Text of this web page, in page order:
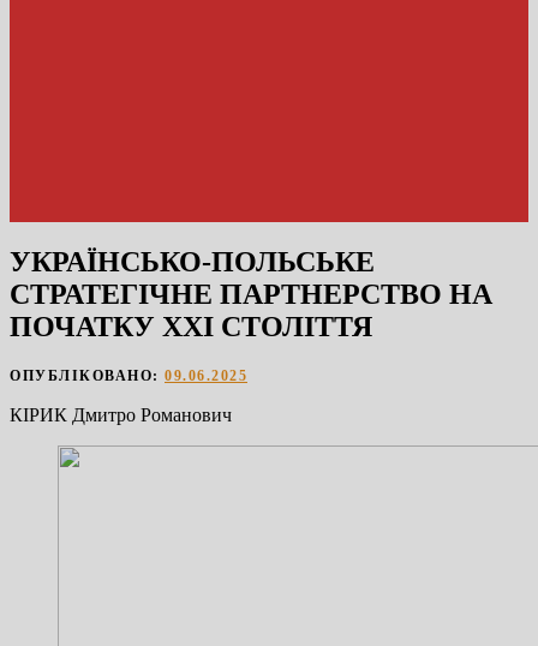
УКРАЇНСЬКО-ПОЛЬСЬКЕ
СТРАТЕГІЧНЕ ПАРТНЕРСТВО НА
ПОЧАТКУ ХХІ СТОЛІТТЯ
ОПУБЛІКОВАНО: 09.06.2025
КІРИК Дмитро Романович